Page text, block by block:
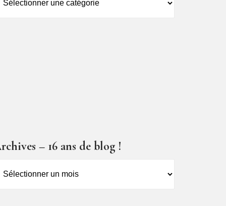
– 16 ans de blog !